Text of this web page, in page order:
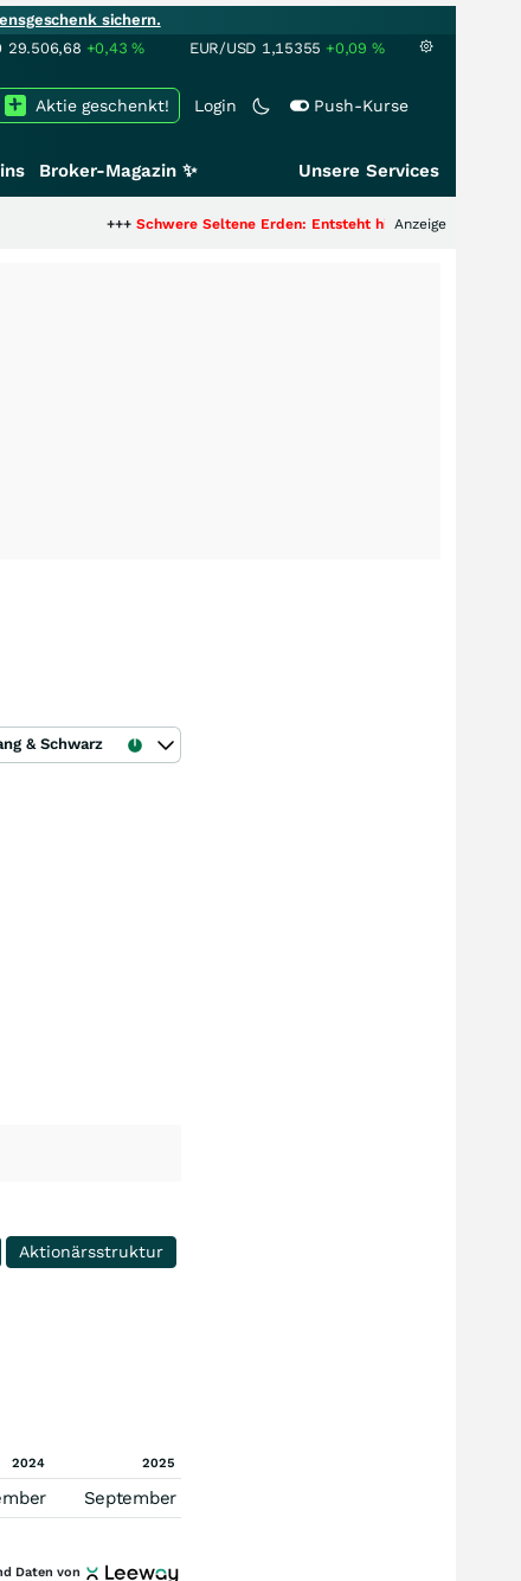
sichern.
29.506,68 +0,43% EUR/USD 1,15355 +0,09 %
Login Push-Kurse
Aktie geschenkt!
Broker-Magazin ✨ Unsere Services
Schwere Seltene Erden: Entsteht hier die nächste
Anzeige
& Schwarz
Aktionärsstruktur
2024 2025
September
Daten von